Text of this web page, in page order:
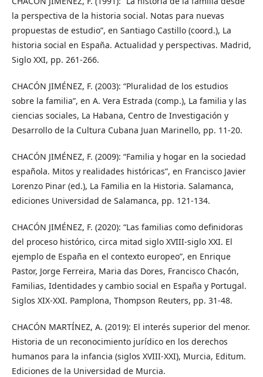
la perspectiva de la historia social. Notas para nuevas
propuestas de estudio”, en Santiago Castillo (coord.), La
historia social en España. Actualidad y perspectivas. Madrid,
Siglo XXI, pp. 261-266.
CHACÓN JIMÉNEZ, F. (2003): “Pluralidad de los estudios
sobre la familia”, en A. Vera Estrada (comp.), La familia y las
ciencias sociales, La Habana, Centro de Investigación y
Desarrollo de la Cultura Cubana Juan Marinello, pp. 11-20.
CHACÓN JIMÉNEZ, F. (2009): “Familia y hogar en la sociedad
española. Mitos y realidades históricas”, en Francisco Javier
Lorenzo Pinar (ed.), La Familia en la Historia. Salamanca,
ediciones Universidad de Salamanca, pp. 121-134.
CHACÓN JIMÉNEZ, F. (2020): “Las familias como definidoras
del proceso histórico, circa mitad siglo XVIII-siglo XXI. El
ejemplo de España en el contexto europeo”, en Enrique
Pastor, Jorge Ferreira, Maria das Dores, Francisco Chacón,
Familias, Identidades y cambio social en España y Portugal.
Siglos XIX-XXI. Pamplona, Thompson Reuters, pp. 31-48.
CHACÓN MARTÍNEZ, A. (2019): El interés superior del menor.
Historia de un reconocimiento jurídico en los derechos
humanos para la infancia (siglos XVIII-XXI), Murcia, Editum.
Ediciones de la Universidad de Murcia.